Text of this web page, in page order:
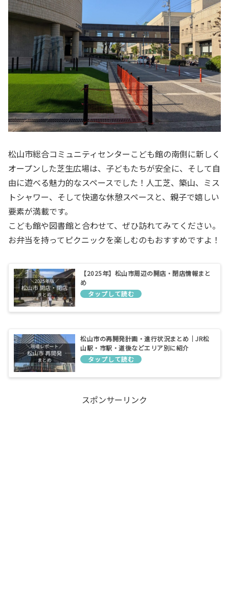
松山市総合コミュニティセンターこども館の南側に新しく
オープンした芝生広場は、子どもたちが安全に、そして自
由に遊べる魅力的なスペースでした！人工芝、築山、ミス
トシャワー、そして快適な休憩スペースと、親子で嬉しい
要素が満載です。
こども館や図書館と合わせて、ぜひ訪れてみてください。
お弁当を持ってピクニックを楽しむのもおすすめですよ！
【2025年】松山市周辺の開店・閉店情報まと
め
松山市の再開発計画・進行状況まとめ｜JR松
山駅・市駅・道後などエリア別に紹介
スポンサーリンク